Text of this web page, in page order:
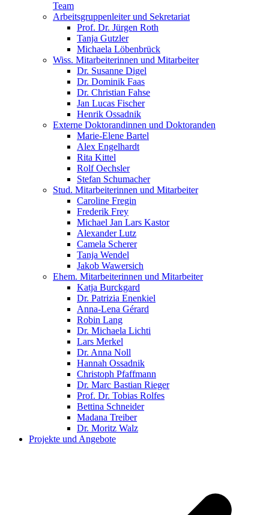
Team
Arbeitsgruppenleiter und Sekretariat
Prof. Dr. Jürgen Roth
Tanja Gutzler
Michaela Löbenbrück
Wiss. Mitarbeiterinnen und Mitarbeiter
Dr. Susanne Digel
Dr. Dominik Faas
Dr. Christian Fahse
Jan Lucas Fischer
Henrik Ossadnik
Externe Doktorandinnen und Doktoranden
Marie-Elene Bartel
Alex Engelhardt
Rita Kittel
Rolf Oechsler
Stefan Schumacher
Stud. Mitarbeiterinnen und Mitarbeiter
Caroline Fregin
Frederik Frey
Michael Jan Lars Kastor
Alexander Lutz
Camela Scherer
Tanja Wendel
Jakob Wawersich
Ehem. Mitarbeiterinnen und Mitarbeiter
Katja Burckgard
Dr. Patrizia Enenkiel
Anna-Lena Gérard
Robin Lang
Dr. Michaela Lichti
Lars Merkel
Dr. Anna Noll
Hannah Ossadnik
Christoph Pfaffmann
Dr. Marc Bastian Rieger
Prof. Dr. Tobias Rolfes
Bettina Schneider
Madana Treiber
Dr. Moritz Walz
Projekte und Angebote